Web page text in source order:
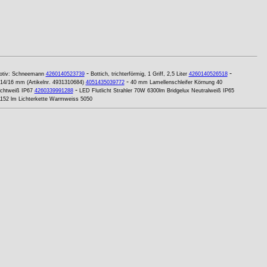
Schneemann 4260140523739- Bottich, trichterförmig, 1 Griff, 2,5 Liter 4260140526518-
16 mm (Artikelnr. 4931310684) 4051435039772- 40 mm Lamellenschleifer Körnung 40
IP67 4260339991288- LED Flutlicht Strahler 70W 6300lm Bridgelux Neutralweiß IP65
lm Lichterkette Warmweiss 5050